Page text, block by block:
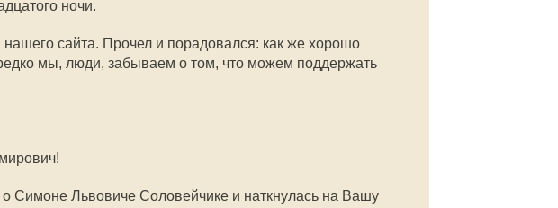
ночи.
сайта. Прочел и порадовался: как же хорошо
мы, люди, забываем о том, что можем поддержать
Симоне Львовиче Соловейчике и наткнулась на Вашу